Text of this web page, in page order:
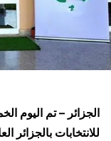
الجزائر – تم اليوم
للانتخابات